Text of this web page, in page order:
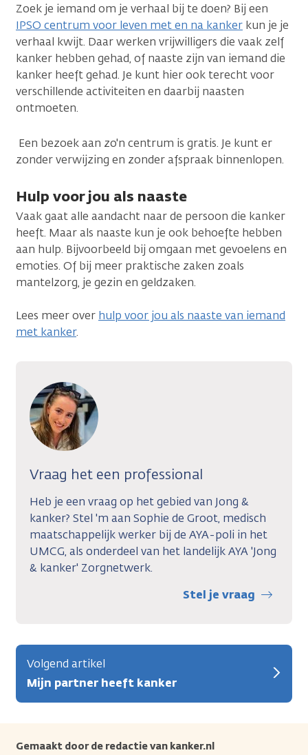
Zoek je iemand om je verhaal bij te doen? Bij een
IPSO centrum voor leven met en na kanker kun je je
verhaal kwijt. Daar werken vrijwilligers die vaak zelf
kanker hebben gehad, of naaste zijn van iemand die
kanker heeft gehad. Je kunt hier ook terecht voor
verschillende activiteiten en daarbij naasten
ontmoeten.
Een bezoek aan zo'n centrum is gratis. Je kunt er
zonder verwijzing en zonder afspraak binnenlopen.
Hulp voor jou als naaste
Vaak gaat alle aandacht naar de persoon die kanker
heeft. Maar als naaste kun je ook behoefte hebben
aan hulp. Bijvoorbeeld bij omgaan met gevoelens en
emoties. Of bij meer praktische zaken zoals
mantelzorg, je gezin en geldzaken.
Lees meer over hulp voor jou als naaste van iemand
met kanker.
Vraag het een professional
Heb je een vraag op het gebied van Jong &
kanker? Stel 'm aan Sophie de Groot, medisch
maatschappelijk werker bij de AYA-poli in het
UMCG, als onderdeel van het landelijk AYA 'Jong
& kanker' Zorgnetwerk.
Stel je vraag
Volgend artikel
Mijn partner heeft kanker
Gemaakt door de redactie van kanker.nl